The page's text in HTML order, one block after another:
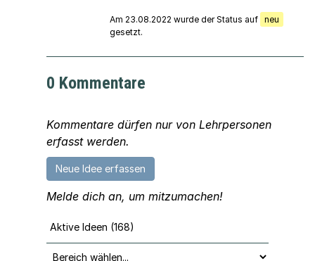
Am 23.08.2022 wurde der Status auf neu
gesetzt.
0 Kommentare
Kommentare dürfen nur von Lehrpersonen
erfasst werden.
Neue Idee erfassen
Melde dich an, um mitzumachen!
Aktive Ideen (168)